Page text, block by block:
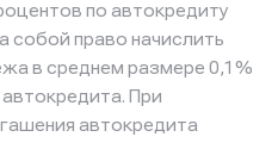
по автокредиту
собой право начислить
в среднем размере 0,1%
При
автокредита